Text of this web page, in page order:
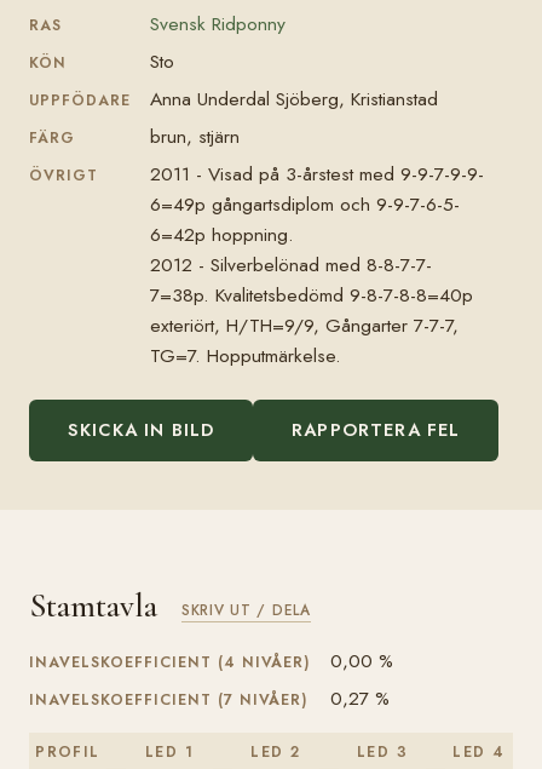
RAS Svensk Ridponny
KÖN Sto
UPPFÖDARE Anna Underdal Sjöberg, Kristianstad
FÄRG brun, stjärn
ÖVRIGT
2011 - Visad på 3-årstest med 9-9-7-9-9-
6=49p gångartsdiplom och 9-9-7-6-5-
6=42p hoppning.
2012 - Silverbelönad med 8-8-7-7-
7=38p. Kvalitetsbedömd 9-8-7-8-8=40p
exteriört, H/TH=9/9, Gångarter 7-7-7,
TG=7. Hopputmärkelse.
SKICKA IN BILD RAPPORTERA FEL
Stamtavla SKRIV UT / DELA
INAVELSKOEFFICIENT (4 NIVÅER) 0,00 %
INAVELSKOEFFICIENT (7 NIVÅER) 0,27 %
PROFIL LED 1 LED 2 LED 3 LED 4